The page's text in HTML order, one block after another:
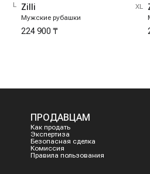
L Zilli
Мужские рубашки
XL
224 900 ₸
ПРОДАВЦАМ
Как продать
Экспертиза
Безопасная сделка
Комиссия
Правила пользования